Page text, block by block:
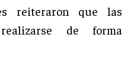
reiteraron que las
de forma